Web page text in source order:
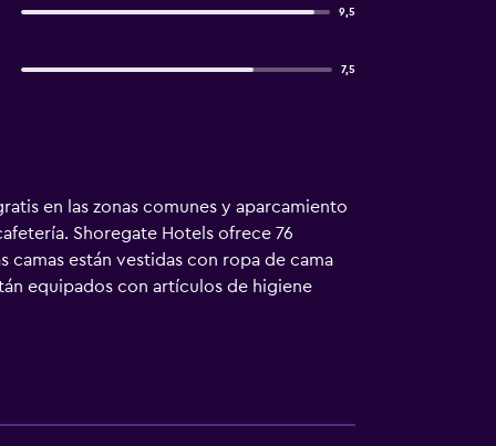
9,5
7,5
en las zonas comunes y aparcamiento
Shoregate Hotels ofrece 76
están vestidas con ropa de cama
equipados con artículos de higiene